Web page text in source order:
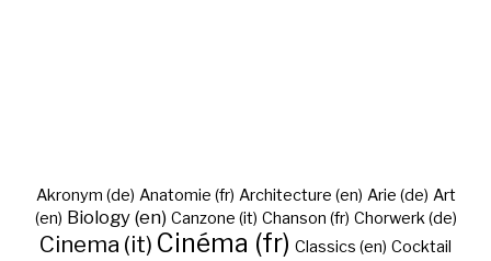
Akronym (de) Anatomie (fr) Architecture (en) Arie (de) Art
(en) Biology (en) Canzone (it) Chanson (fr) Chorwerk (de)
Cinema (it) Cinéma (fr) Classics (en) Cocktail